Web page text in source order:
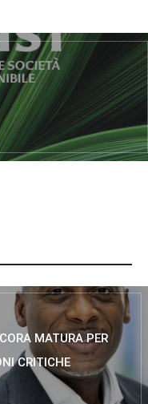
MATURA PER
CRITICHE